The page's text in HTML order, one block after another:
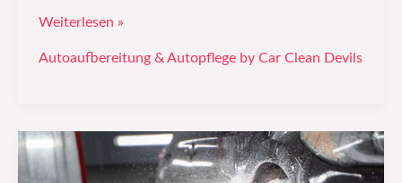
Weiterlesen »
Autoaufbereitung & Autopflege by Car Clean Devils
Wie
du